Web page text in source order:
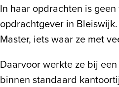
In haar opdrachten is
opdrachtgever in
Master, iets waar ze met
Daarvoor werkte ze bij
binnen standaard